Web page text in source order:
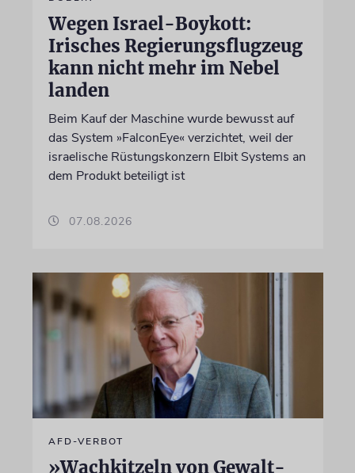
Wegen Israel-Boykott:
Irisches Regierungsflugzeug
kann nicht mehr im Nebel
landen
Beim Kauf der Maschine wurde bewusst auf
das System »FalconEye« verzichtet, weil der
israelische Rüstungskonzern Elbit Systems an
dem Produkt beteiligt ist
07.08.2026
AFD-VERBOT
»Wachkitzeln von Gewalt-